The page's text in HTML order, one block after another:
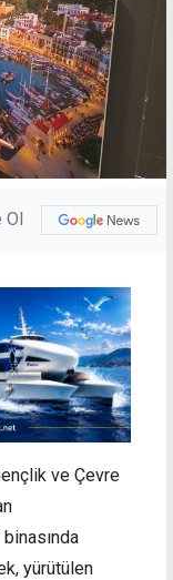
ve Çevre
yürütülen